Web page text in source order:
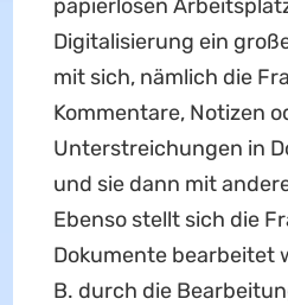
papierlosen
Digitalisierung ein
mit sich, nämlich die
Kommentare, Notizen
Unterstreichungen in
und sie dann mit
Ebenso stellt sich die
Dokumente bearbeitet
B. durch die